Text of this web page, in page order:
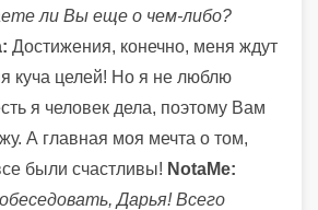
ли Вы еще о чем-либо?
Достижения, конечно, меня ждут
куча целей! Но я не люблю
я человек дела, поэтому Вам
А главная моя мечта о том,
были счастливы! NotaMe:
Дарья! Всего